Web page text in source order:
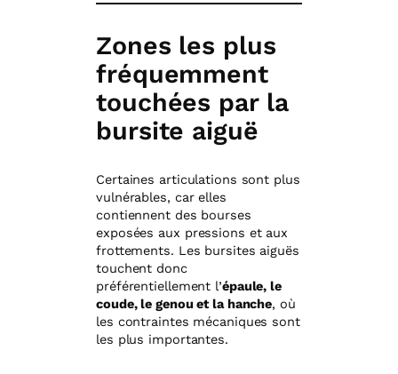
Zones les plus
fréquemment
touchées par la
bursite aiguë
Certaines articulations sont plus
vulnérables, car elles
contiennent des bourses
exposées aux pressions et aux
frottements. Les bursites aiguës
touchent donc
préférentiellement l’épaule, le
coude, le genou et la hanche, où
les contraintes mécaniques sont
les plus importantes.